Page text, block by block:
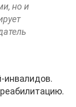
но и
инвалидов.